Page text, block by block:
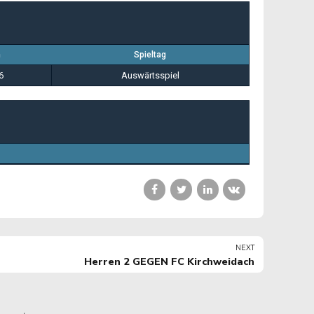
Spieltag
Auswärtsspiel
NEXT
Herren 2 GEGEN FC Kirchweidach